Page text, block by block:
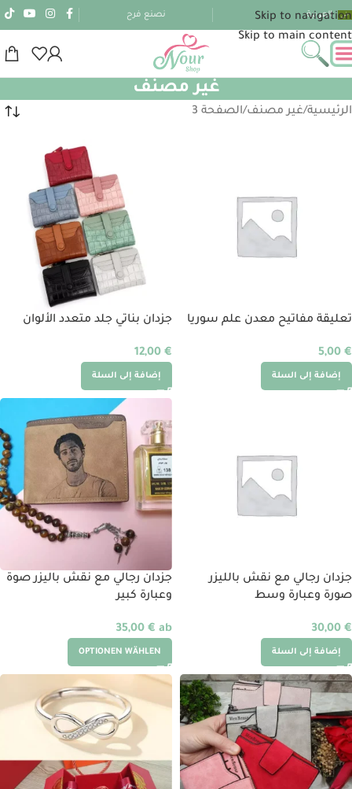
Skip to navigation
Skip to main content
العربية نصنع فرح
غير مصنف
الرئيسية غير مصنف الصفحة 3
تعليقة مفاتيح معدن علم سوريا
5,00 €
إضافة إلى السلة
جزدان بناتي جلد متعدد الألوان
12,00 €
إضافة إلى السلة
جزدان رجالي مع نقش بالليزر
صورة وعبارة وسط
30,00 €
إضافة إلى السلة
جزدان رجالي مع نقش باليزر صوة
وعبارة كبير
ab
35,00 €
OPTIONEN WÄHLEN